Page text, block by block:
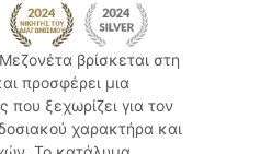
βρίσκεται στη
προσφέρει μια
που ξεχωρίζει για τον
χαρακτήρα και